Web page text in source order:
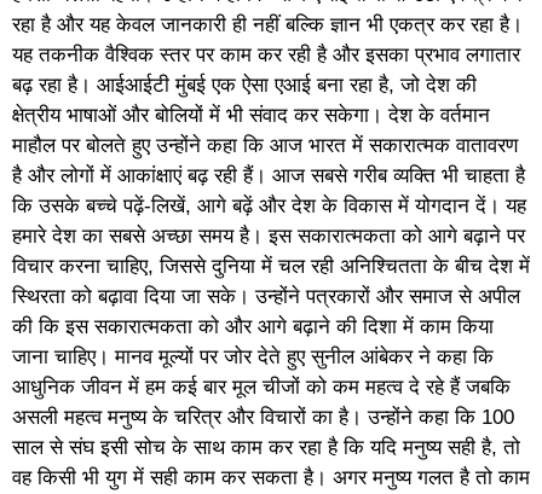
रहा है और यह केवल जानकारी ही नहीं बल्कि ज्ञान भी एकत्र कर रहा है।
यह तकनीक वैश्विक स्तर पर काम कर रही है और इसका प्रभाव लगातार
बढ़ रहा है। आईआईटी मुंबई एक ऐसा एआई बना रहा है, जो देश की
क्षेत्रीय भाषाओं और बोलियों में भी संवाद कर सकेगा। देश के वर्तमान
माहौल पर बोलते हुए उन्होंने कहा कि आज भारत में सकारात्मक वातावरण
है और लोगों में आकांक्षाएं बढ़ रही हैं। आज सबसे गरीब व्यक्ति भी चाहता है
कि उसके बच्चे पढ़ें-लिखें, आगे बढ़ें और देश के विकास में योगदान दें। यह
हमारे देश का सबसे अच्छा समय है। इस सकारात्मकता को आगे बढ़ाने पर
विचार करना चाहिए, जिससे दुनिया में चल रही अनिश्चितता के बीच देश में
स्थिरता को बढ़ावा दिया जा सके। उन्होंने पत्रकारों और समाज से अपील
की कि इस सकारात्मकता को और आगे बढ़ाने की दिशा में काम किया
जाना चाहिए। मानव मूल्यों पर जोर देते हुए सुनील आंबेकर ने कहा कि
आधुनिक जीवन में हम कई बार मूल चीजों को कम महत्व दे रहे हैं जबकि
असली महत्व मनुष्य के चरित्र और विचारों का है। उन्होंने कहा कि 100
साल से संघ इसी सोच के साथ काम कर रहा है कि यदि मनुष्य सही है, तो
वह किसी भी युग में सही काम कर सकता है। अगर मनुष्य गलत है तो काम